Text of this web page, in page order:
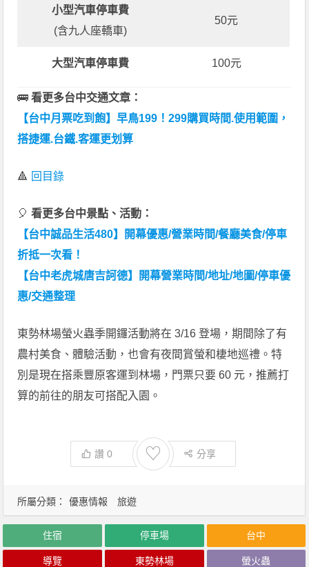
小型汽車停車費
(含九人座轎車)
50元
大型汽車停車費 100元
🚌看更多台中交通文章：
【台中月票吃到飽】早鳥199！299購買時間.使用範圍，
搭捷運.台鐵.客運更划算
🔺 回目錄
🎈看更多台中景點、活動：
【台中誠品生活480】開幕優惠/營業時間/餐廳美食/停車
折抵一次看！
【台中老虎城唐吉訶德】開幕營業時間/地址/地圖/停車優
惠/交通整理
東勢林場螢火蟲季開鑼活動將在 3/16 登場，期間除了有
農村美食、體驗活動，也會有夜間賞螢和棲地巡禮。特
別是現在搭乘豐原客運到林場，門票只要 60 元，推薦打
算的前往的朋友可搭配入園。
讚0 ♡ 分享
所屬分類： 優惠情報 旅遊
住宿 停車場 台中
導覽 東勢林場 螢火蟲